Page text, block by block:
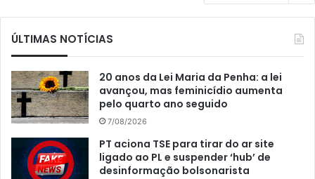
ÚLTIMAS NOTÍCIAS
20 anos da Lei Maria da Penha: a lei
avançou, mas feminicídio aumenta
pelo quarto ano seguido
7/08/2026
PT aciona TSE para tirar do ar site
ligado ao PL e suspender ‘hub’ de
desinformação bolsonarista